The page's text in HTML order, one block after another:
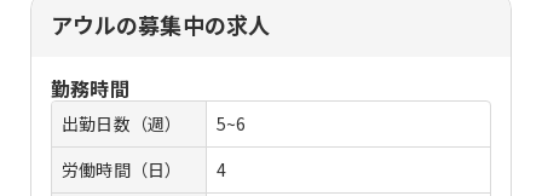
アウルの募集中の求人
勤務時間
出勤日数（週）
5~6
労働時間（日）
4